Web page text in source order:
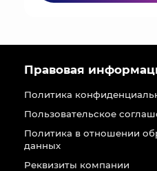
Правовая
Политика
Пользовательское
Политика в отношении
данных
Реквизиты компании